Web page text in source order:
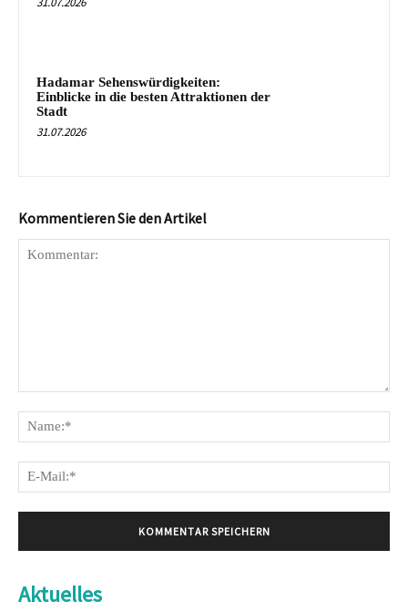
Hadamar Sehenswürdigkeiten:
Einblicke in die besten Attraktionen der
Stadt
31.07.2026
Kommentieren Sie den Artikel
Aktuelles